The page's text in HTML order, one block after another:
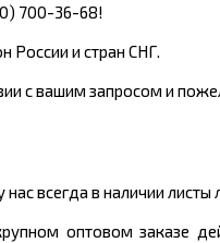
700-36-68!
России и стран СНГ.
с вашим запросом и
всегда в наличии листы
оптовом заказе